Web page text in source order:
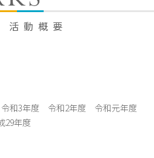
動概要
令和3年度 令和2年度
令和元年度
29年度